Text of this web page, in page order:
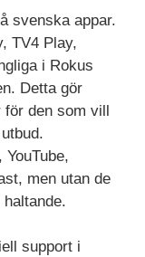
svenska appar.
TV4 Play,
i Rokus
Detta gör
för den som vill
men utan de
support i